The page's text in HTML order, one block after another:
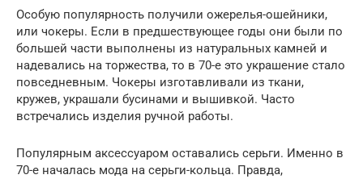
Особую популярность получили ожерелья-ошейники,
или чокеры. Если в предшествующее годы они были по
большей части выполнены из натуральных камней и
надевались на торжества, то в 70-е это украшение стало
повседневным. Чокеры изготавливали из ткани,
кружев, украшали бусинами и вышивкой. Часто
встречались изделия ручной работы.
Популярным аксессуаром оставались серьги. Именно в
70-е началась мода на серьги-кольца. Правда,